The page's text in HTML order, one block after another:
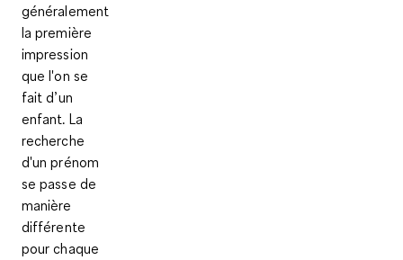
généralement
la première
impression
que l'on se
fait d’un
enfant. La
recherche
d'un prénom
se passe de
manière
différente
pour chaque